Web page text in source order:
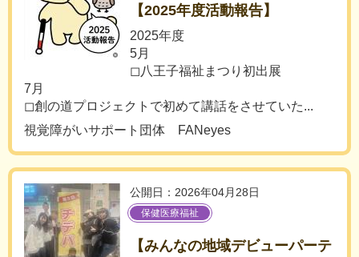
【2025年度活動報告】
2025年度
5月
◻︎八王子福祉まつり初出展
7月
◻︎創の道プロジェクトで初めて講話をさせていた...
視覚障がいサポート団体 FANeyes
公開日：2026年04月28日
保健医療福祉
【みんなの地域デビューパーテ